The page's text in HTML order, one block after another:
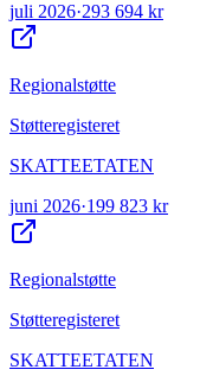
juli 2026·293 694 kr
Regionalstøtte
Støtteregisteret
SKATTEETATEN
juni 2026·199 823 kr
Regionalstøtte
Støtteregisteret
SKATTEETATEN